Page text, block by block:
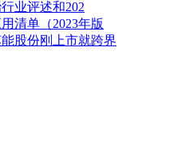
业评述和202
清单（2023年版
股份刚上市就跨界